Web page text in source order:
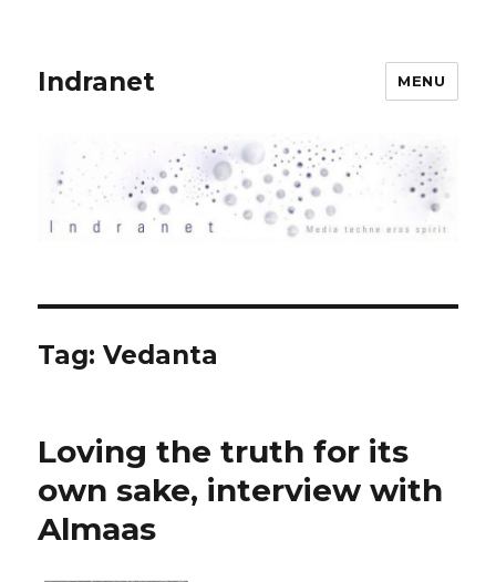
Indranet MENU
Tag:Vedanta
Loving the truth for its
own sake, interview with
Almaas